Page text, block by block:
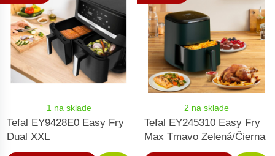
1 na sklade
Tefal EY9428E0 Easy Fry
Dual XXL
2 na sklade
Tefal EY245310 Easy Fry
Max Tmavo Zelená/Čierna